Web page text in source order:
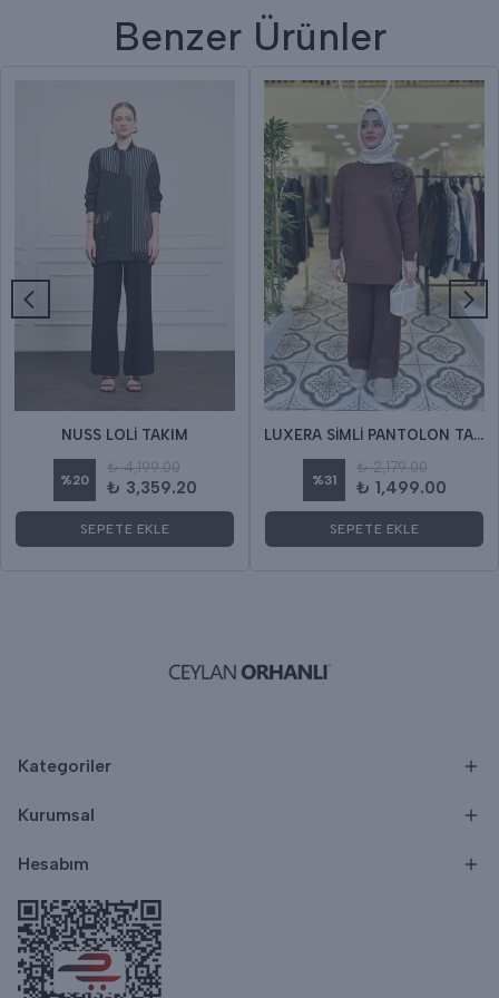
Benzer Ürünler
NUSS LOLİ TAKIM
%20
₺ 4,199.00
₺ 3,359.20
SEPETE EKLE
LUXERA SİMLİ PANTOLON TAKIM
%31
₺ 2,179.00
₺ 1,499.00
SEPETE EKLE
Kategoriler
Kurumsal
Hesabım